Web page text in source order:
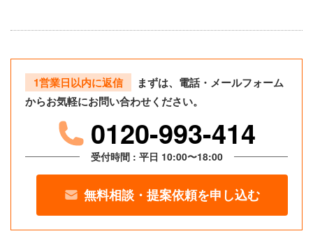
1営業日以内に返信
まずは、電話・メールフォーム
からお気軽にお問い合わせください。
0120-993-414
受付時間 : 平日 10:00〜18:00
無料相談・提案依頼を申し込む